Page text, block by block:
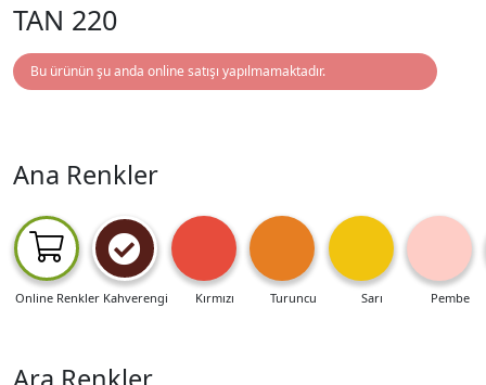
TAN 220
Bu ürünün şu anda online satışı yapılmamaktadır.
Ana Renkler
Online Renkler Kahverengi Kırmızı Turuncu Sarı Pembe